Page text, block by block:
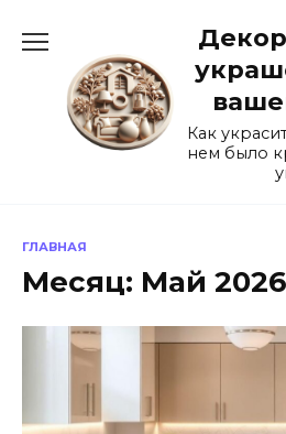
содержанию
Как
нем было
ГЛАВНАЯ
Месяц: Май 2026